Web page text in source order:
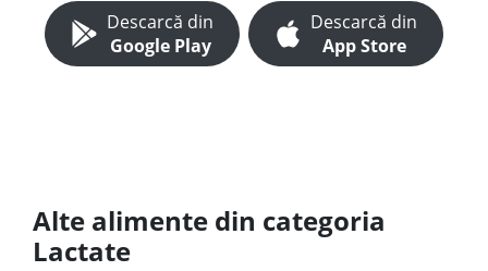
Descarcă din
Google Play
Descarcă din
App Store
Alte alimente din categoria
Lactate